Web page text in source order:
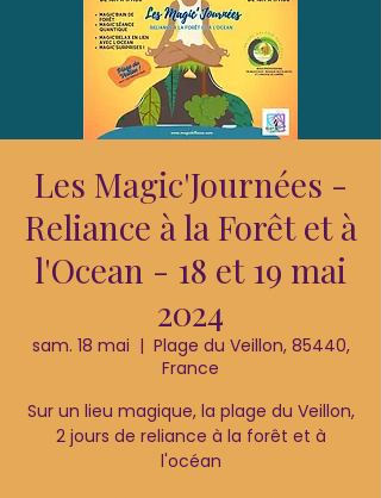
Les Magic'Journées -
Reliance à la Forêt et à
l'Ocean - 18 et 19 mai
2024
sam. 18 mai
  |
Plage du Veillon, 85440,
France
Sur un lieu magique, la plage du Veillon,
2 jours de reliance à la forêt et à
l'océan